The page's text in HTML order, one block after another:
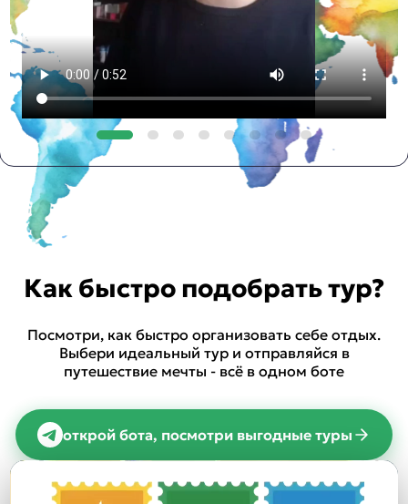
Как быстро подобрать тур?
Посмотри, как быстро организовать себе отдых.
Выбери идеальный тур и отправляйся в
путешествие мечты - всё в одном боте
открой бота, посмотри выгодные туры